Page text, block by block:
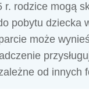
r. rodzice mogą
pobytu dziecka
może
od innych